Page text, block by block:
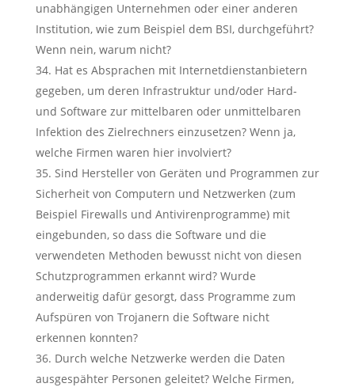
unabhängigen Unternehmen oder einer anderen
Institution, wie zum Beispiel dem BSI, durchgeführt?
Wenn nein, warum nicht?
Hat es Absprachen mit Internetdienstanbietern
gegeben, um deren Infrastruktur und/oder Hard-
und Software zur mittelbaren oder unmittelbaren
Infektion des Zielrechners einzusetzen? Wenn ja,
welche Firmen waren hier involviert?
Sind Hersteller von Geräten und Programmen zur
Sicherheit von Computern und Netzwerken (zum
Beispiel Firewalls und Antivirenprogramme) mit
eingebunden, so dass die Software und die
verwendeten Methoden bewusst nicht von diesen
Schutzprogrammen erkannt wird? Wurde
anderweitig dafür gesorgt, dass Programme zum
Aufspüren von Trojanern die Software nicht
erkennen konnten?
Durch welche Netzwerke werden die Daten
ausgespähter Personen geleitet? Welche Firmen,